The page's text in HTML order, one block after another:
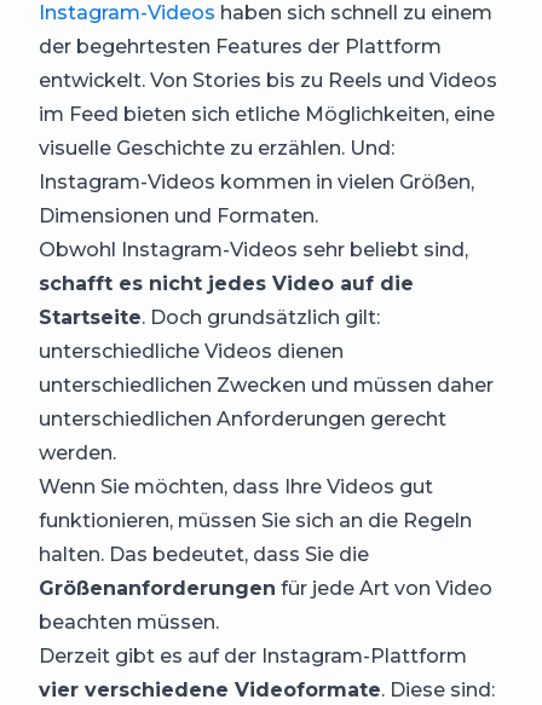
Instagram-Videos haben sich schnell zu einem
der begehrtesten Features der Plattform
entwickelt. Von Stories bis zu Reels und Videos
im Feed bieten sich etliche Möglichkeiten, eine
visuelle Geschichte zu erzählen. Und:
Instagram-Videos kommen in vielen Größen,
Dimensionen und Formaten.
Obwohl Instagram-Videos sehr beliebt sind,
schafft es nicht jedes Video auf die
Startseite. Doch grundsätzlich gilt:
unterschiedliche Videos dienen
unterschiedlichen Zwecken und müssen daher
unterschiedlichen Anforderungen gerecht
werden.
Wenn Sie möchten, dass Ihre Videos gut
funktionieren, müssen Sie sich an die Regeln
halten. Das bedeutet, dass Sie die
Größenanforderungen für jede Art von Video
beachten müssen.
Derzeit gibt es auf der Instagram-Plattform
vier verschiedene Videoformate. Diese sind: